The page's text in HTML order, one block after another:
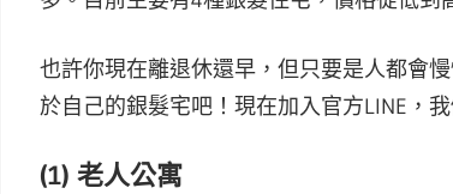
也許你現在離退休還早，但只要是人都會
於自己的銀髮宅吧！現在加入官方LINE，
(1) 老人公寓